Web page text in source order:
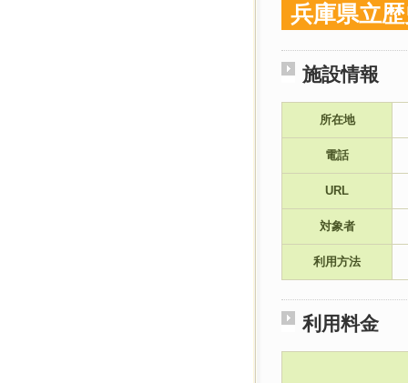
兵庫県立
施設情報
所在地
電話
URL
対象者
利用方法
利用料金